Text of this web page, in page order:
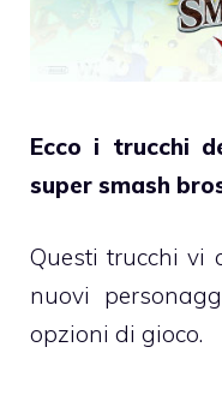
Ecco i trucchi
super smash
Questi trucchi vi
nuovi
opzioni di gioco.